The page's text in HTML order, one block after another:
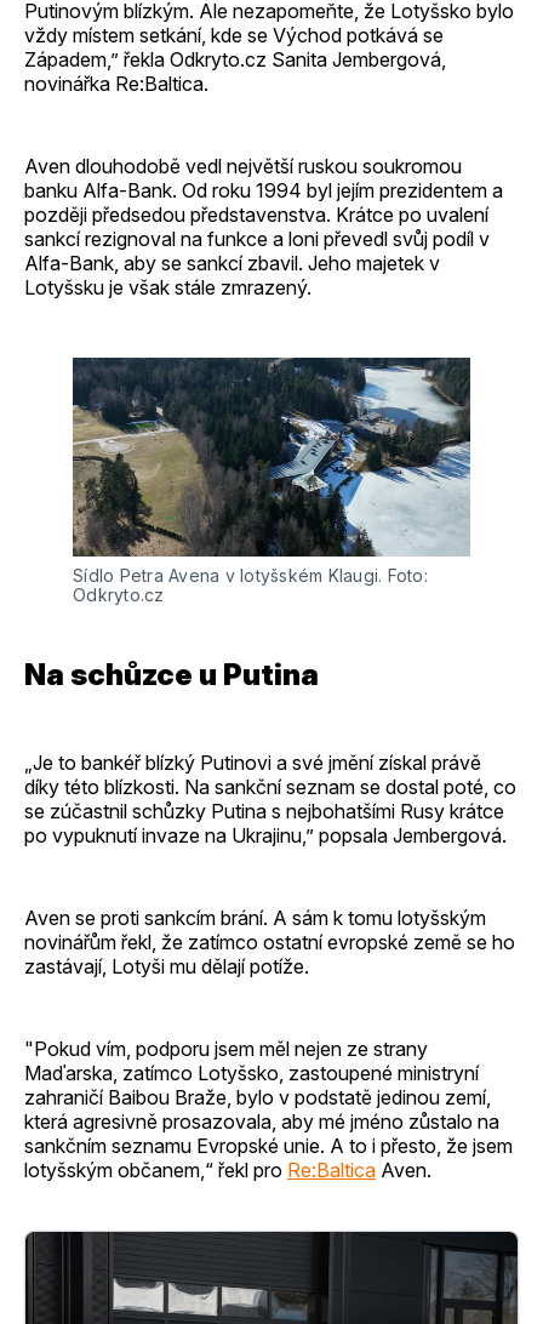
Putinovým blízkým. Ale nezapomeňte, že Lotyšsko bylo
vždy místem setkání, kde se Východ potkává se
Západem,” řekla Odkryto.cz Sanita Jembergová,
novinářka Re:Baltica.
Aven dlouhodobě vedl největší ruskou soukromou
banku Alfa-Bank. Od roku 1994 byl jejím prezidentem a
později předsedou představenstva. Krátce po uvalení
sankcí rezignoval na funkce a loni převedl svůj podíl v
Alfa-Bank, aby se sankcí zbavil. Jeho majetek v
Lotyšsku je však stále zmrazený.
Sídlo Petra Avena v lotyšském Klaugi. Foto:
Odkryto.cz
Na schůzce u Putina
„Je to bankéř blízký Putinovi a své jmění získal právě
díky této blízkosti. Na sankční seznam se dostal poté, co
se zúčastnil schůzky Putina s nejbohatšími Rusy krátce
po vypuknutí invaze na Ukrajinu,” popsala Jembergová.
Aven se proti sankcím brání. A sám k tomu lotyšským
novinářům řekl, že zatímco ostatní evropské země se ho
zastávají, Lotyši mu dělají potíže.
"Pokud vím, podporu jsem měl nejen ze strany
Maďarska, zatímco Lotyšsko, zastoupené ministryní
zahraničí Baibou Braže, bylo v podstatě jedinou zemí,
která agresivně prosazovala, aby mé jméno zůstalo na
sankčním seznamu Evropské unie. A to i přesto, že jsem
lotyšským občanem,“ řekl pro Re:Baltica Aven.